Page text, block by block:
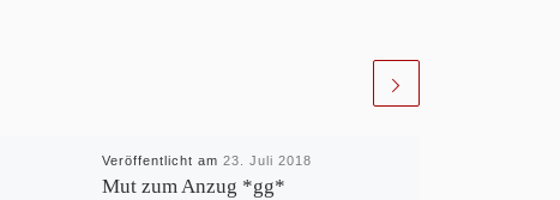
Veröffentlicht am 23. Juli 2018
Mut zum Anzug *gg*